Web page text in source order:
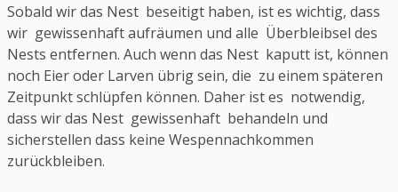
Sobald wir das Nest beseitigt haben, ist es wichtig, dass
wir gewissenhaft aufräumen und alle Überbleibsel des
Nests entfernen. Auch wenn das Nest kaputt ist, können
noch Eier oder Larven übrig sein, die zu einem späteren
Zeitpunkt schlüpfen können. Daher ist es notwendig,
dass wir das Nest gewissenhaft behandeln und
sicherstellen dass keine Wespennachkommen
zurückbleiben.